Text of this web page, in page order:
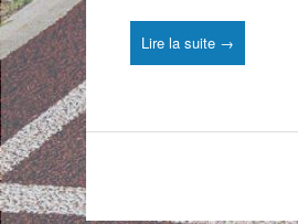
Lire la suite →